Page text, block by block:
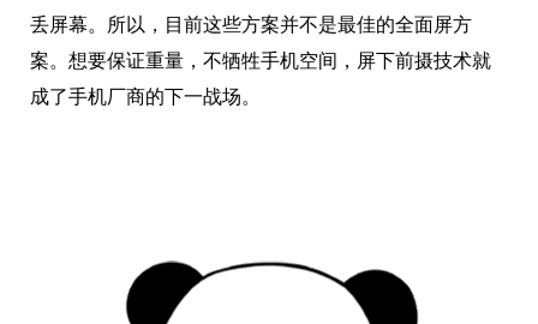
丢屏幕。所以，目前这些方案并不是最佳的全面屏方
案。想要保证重量，不牺牲手机空间，屏下前摄技术就
成了手机厂商的下一战场。